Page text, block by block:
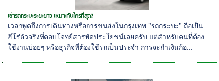
เช่ารถกระบะระยะยาว เหมาะกับใครที่สุด?
เวลาพูดถึงการเดินทางหรือการขนส่งในกรุงเทพ "รถกระบะ" ถือเป็น
ฮีโร่ตัวจริงที่ตอบโจทย์สารพัดประโยชน์เลยครับ แต่สำหรับคนที่ต้อง
ใช้งานบ่อยๆ หรือธุรกิจที่ต้องใช้รถเป็นประจำ การจะกำเงินก้อ...